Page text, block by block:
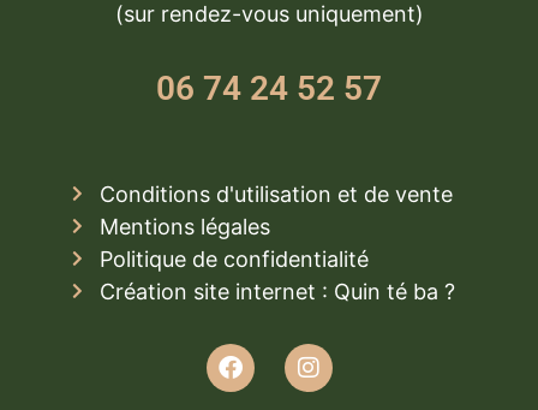
(sur rendez-vous uniquement)
06 74 24 52 57
Conditions d'utilisation et de vente
Mentions légales
Politique de confidentialité
Création site internet : Quin té ba ?